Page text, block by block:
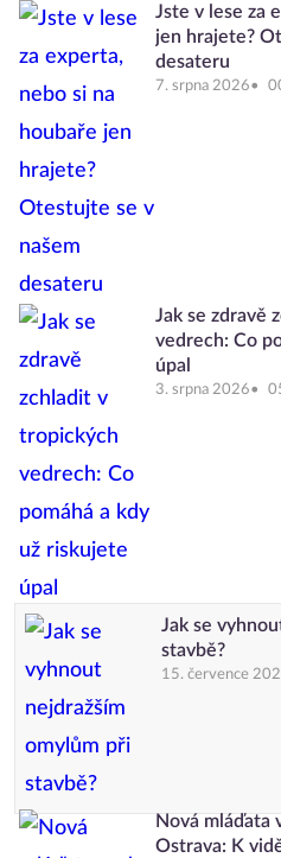
Jste v lese za
jen hrajete?
desateru
7. srpna 2026
Jak se zdravě
vedrech: Co
úpal
3. srpna 2026
Jak se
stavbě?
15. července
Nová mláďata
Ostrava: K